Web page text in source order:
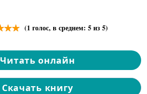
(1 голос, в среднем: 5из 5)
Читать онлайн
Скачать книгу